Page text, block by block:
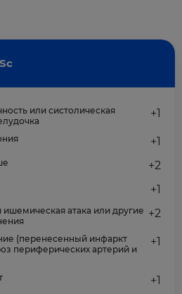
или систолическая
+1
+1
+2
+1
ишемическая атака или другие +2
(перенесенный инфаркт
периферических артерий и
+1
+1